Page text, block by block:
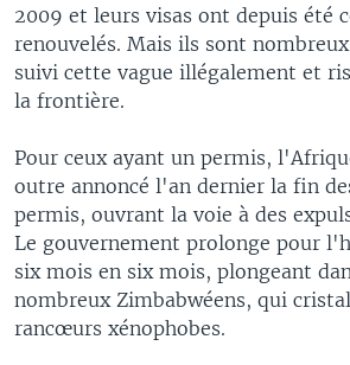
2009 et leurs visas ont depuis été
renouvelés. Mais ils sont
suivi cette vague illégalement et
la frontière.
Pour ceux ayant un permis,
outre annoncé l'an dernier la fin
permis, ouvrant la voie à des
Le gouvernement prolonge pour
six mois en six mois, plongeant
nombreux Zimbabwéens, qui
rancœurs xénophobes.